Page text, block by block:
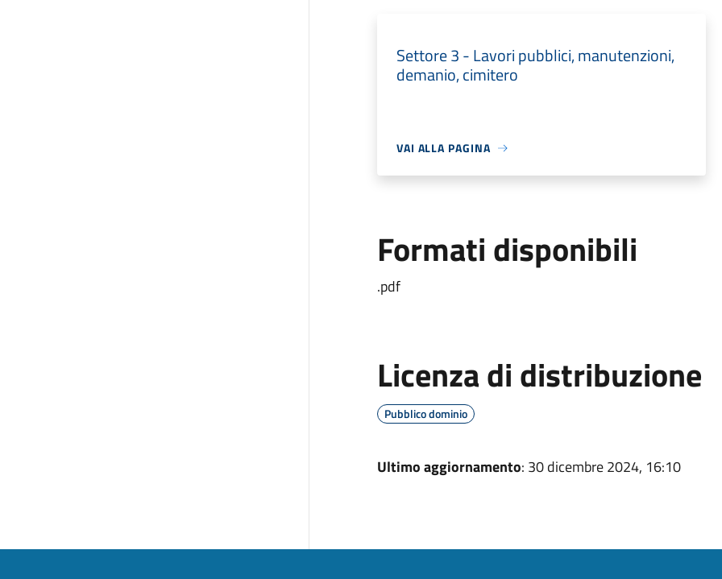
Settore 3 - Lavori pubblici, manutenzioni,
demanio, cimitero
VAI ALLA PAGINA
Formati disponibili
.pdf
Licenza di distribuzione
Pubblico dominio
Ultimo aggiornamento: 30 dicembre 2024, 16:10